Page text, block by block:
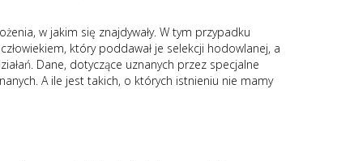
w jakim się znajdywały. W tym przypadku
który poddawał je selekcji hodowlanej, a
Dane, dotyczące uznanych przez specjalne
A ile jest takich, o których istnieniu nie mamy